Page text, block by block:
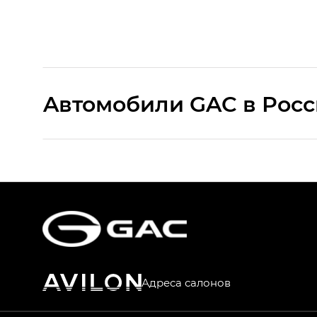
Aвтомобили GAC в
HYPTEC HT — Хайптек Эйч Ти (HYPTEC
Адреса салонов